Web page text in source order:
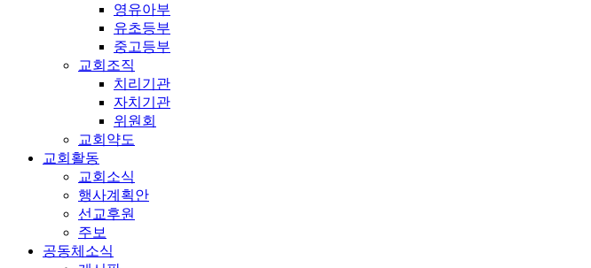
영유아부
유초등부
중고등부
교회조직
치리기관
자치기관
위원회
교회약도
교회활동
교회소식
행사계획안
선교후원
주보
공동체소식